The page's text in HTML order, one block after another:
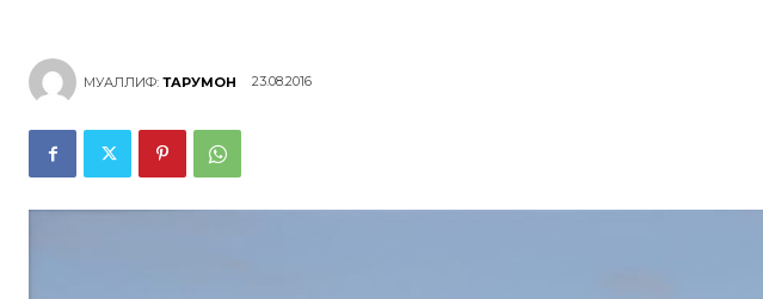
МУАЛЛИФ: ТАРҶУМОН 23.08.2016